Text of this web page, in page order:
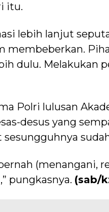
itu.
lebih lanjut
membeberkan.
dulu. Melakukan
Polri lulusan
desus yang
(menangani,
pungkasnya. (sab/